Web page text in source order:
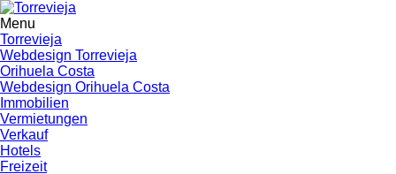
Menu
Torrevieja
Webdesign Torrevieja
Orihuela Costa
Webdesign Orihuela Costa
Immobilien
Vermietungen
Verkauf
Hotels
Freizeit